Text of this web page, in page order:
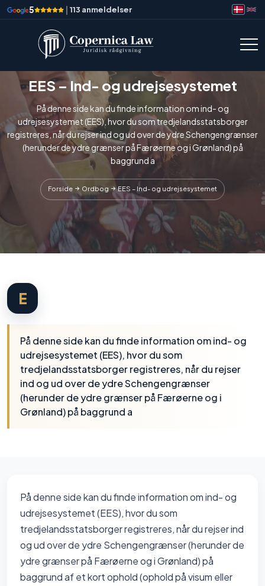
5 | 113 anmeldelser
EES – Ind- og udrejsesystemet
På denne side kan du finde information om ind- og
udrejsesystemet (EES), hvor du som tredjelandsstatsborger
registreres, når du rejser ind og ud over de ydre Schengengrænser
(herunder de ydre grænser på Færøerne og i Grønland) på
baggrund a
Forside Ordbog EES – Ind- og udrejsesystemet
E
På denne side kan du finde information om ind- og
udrejsesystemet (EES), hvor du som
tredjelandsstatsborger registreres, når du rejser
ind og ud over de ydre Schengengrænser
(herunder de ydre grænser på Færøerne og i
Grønland) på baggrund a
På denne side kan du finde information om ind- og
udrejsesystemet (EES), hvor du som
tredjelandsstatsborger registreres, når du rejser ind
og ud over de ydre Schengengrænser (herunder de
ydre grænser på Færøerne og i Grønland) på
baggrund af et kort ophold (ophold på visum eller